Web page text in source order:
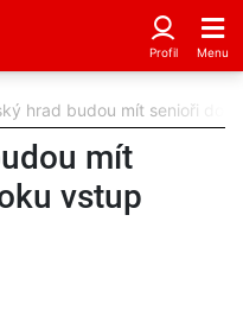
hrad budou mít senioři do
mít
vstup